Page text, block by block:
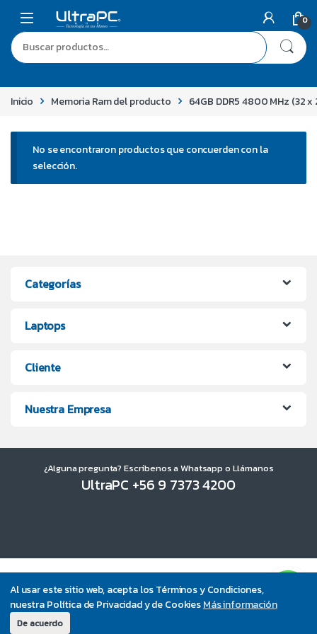
Al usar este sitio web, acepta los Términos y Condiciones,
nuestra Política de Privacidad y de CookiesMás información
De acuerdo
0
Inicio Memoria Ram del producto 64GB DDR5 4800 MHz (32 x
No se encontraron productos que concuerden con la
selección.
Categorías
Laptops
Cliente
Nuestra Empresa
¿Alguna pregunta? Escríbenos a Whatsapp o Llámanos
UltraPC +56 9 7373 4200